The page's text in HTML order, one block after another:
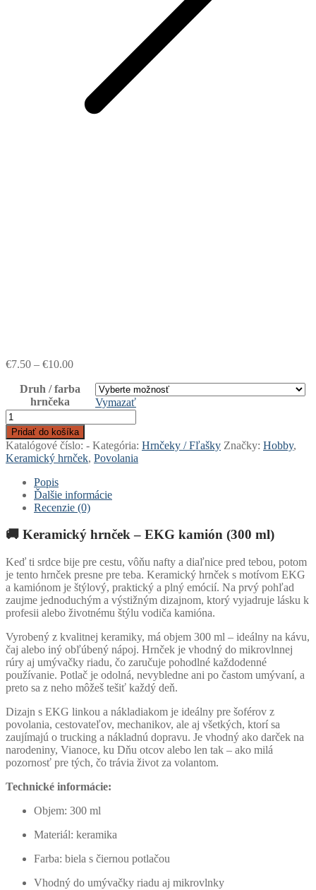
€7.50 – €10.00Price
€7.50
through
€10.00
Druh / farba
hrnčeka
Vymazať
množstvo
Keramický
hrnček
-
EKG
kamión
Pridať do košíka
Katalógové číslo: - Kategória: Hrnčeky / Fľašky Značky: Hobby,
Keramický hrnček, Povolania
Popis
Ďalšie informácie
Recenzie (0)
🚚 Keramický hrnček – EKG kamión (300 ml)
Keď ti srdce bije pre cestu, vôňu nafty a diaľnice pred tebou, potom
je tento hrnček presne pre teba. Keramický hrnček s motívom EKG
a kamiónom je štýlový, praktický a plný emócií. Na prvý pohľad
zaujme jednoduchým a výstižným dizajnom, ktorý vyjadruje lásku k
profesii alebo životnému štýlu vodiča kamióna.
Vyrobený z kvalitnej keramiky, má objem 300 ml – ideálny na kávu,
čaj alebo iný obľúbený nápoj. Hrnček je vhodný do mikrovlnnej
rúry aj umývačky riadu, čo zaručuje pohodlné každodenné
používanie. Potlač je odolná, nevybledne ani po častom umývaní, a
preto sa z neho môžeš tešiť každý deň.
Dizajn s EKG linkou a nákladiakom je ideálny pre šoférov z
povolania, cestovateľov, mechanikov, ale aj všetkých, ktorí sa
zaujímajú o trucking a nákladnú dopravu. Je vhodný ako darček na
narodeniny, Vianoce, ku Dňu otcov alebo len tak – ako milá
pozornosť pre tých, čo trávia život za volantom.
Technické informácie:
Objem: 300 ml
Materiál: keramika
Farba: biela s čiernou potlačou
Vhodný do umývačky riadu aj mikrovlnky